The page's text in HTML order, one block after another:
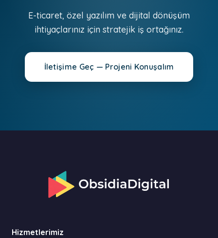
E-ticaret, özel yazılım ve dijital dönüşüm
ihtiyaçlarınız için stratejik iş ortağınız.
İletişime Geç — Projeni Konuşalım
Hizmetlerimiz